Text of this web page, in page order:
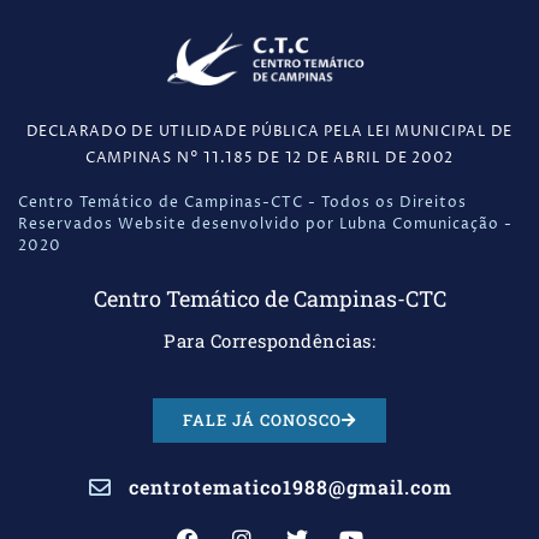
DECLARADO DE UTILIDADE PÚBLICA PELA LEI MUNICIPAL DE
CAMPINAS N° 11.185 DE 12 DE ABRIL DE 2002
Centro Temático de Campinas-CTC - Todos os Direitos
Reservados Website desenvolvido por Lubna Comunicação -
2020
Centro Temático de Campinas-CTC
Para Correspondências:
FALE JÁ CONOSCO
centrotematico1988@gmail.com